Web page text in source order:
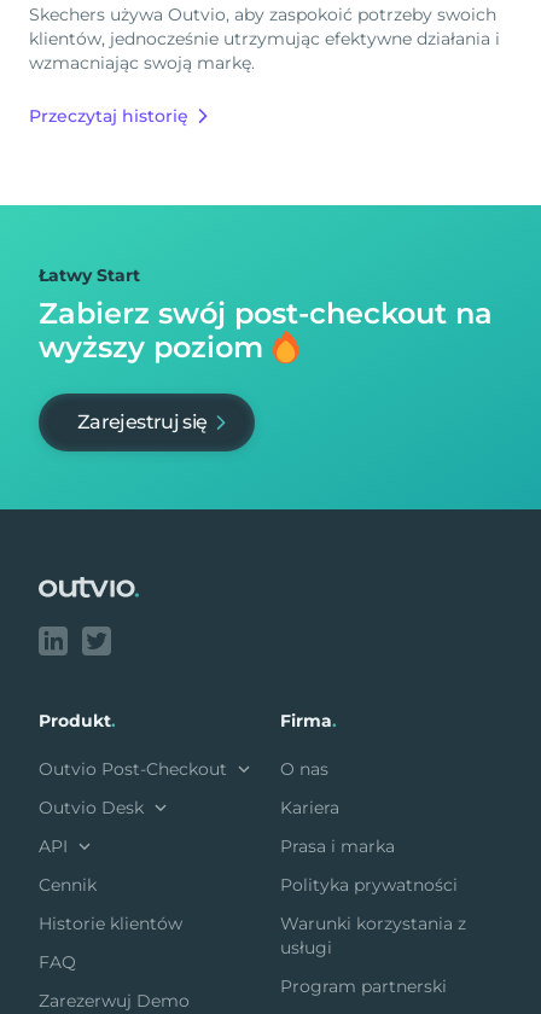
Skechers używa Outvio, aby zaspokoić potrzeby swoich
klientów, jednocześnie utrzymując efektywne działania i
wzmacniając swoją markę.
Przeczytaj historię
Łatwy Start
Zabierz swój post-checkout na
wyższy poziom
Zarejestruj się
Produkt.
Outvio Post-Checkout
Outvio Desk
API
Cennik
Historie klientów
FAQ
Zarezerwuj Demo
Firma.
O nas
Kariera
Prasa i marka
Polityka prywatności
Warunki korzystania z
usługi
Program partnerski